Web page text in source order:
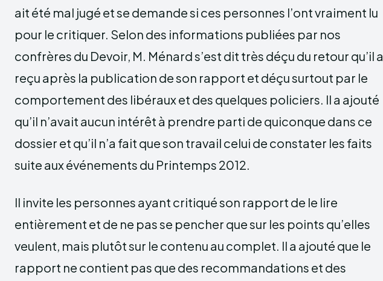
ait été mal jugé et se demande si ces personnes l’ont vraiment lu
pour le critiquer. Selon des informations publiées par nos
confrères du Devoir, M. Ménard s’est dit très déçu du retour qu’il a
reçu après la publication de son rapport et déçu surtout par le
comportement des libéraux et des quelques policiers. Il a ajouté
qu’il n’avait aucun intérêt à prendre parti de quiconque dans ce
dossier et qu’il n’a fait que son travail celui de constater les faits
suite aux événements du Printemps 2012.
Il invite les personnes ayant critiqué son rapport de le lire
entièrement et de ne pas se pencher que sur les points qu’elles
veulent, mais plutôt sur le contenu au complet. Il a ajouté que le
rapport ne contient pas que des recommandations et des